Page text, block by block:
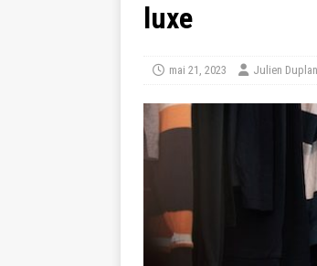
luxe
mai 21, 2023 Julien Duplan